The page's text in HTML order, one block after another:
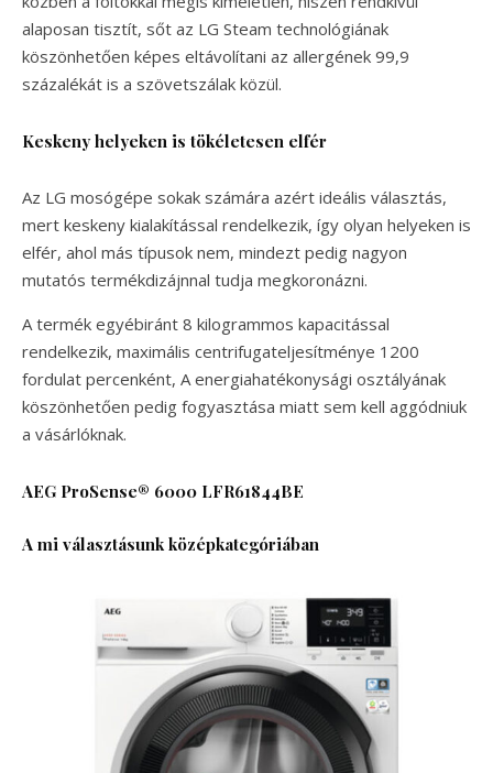
alaposan tisztít, sőt az LG Steam technológiának
köszönhetően képes eltávolítani az allergének 99,9
százalékát is a szövetszálak közül.
Keskeny helyeken is tökéletesen elfér
Az LG mosógépe sokak számára azért ideális választás,
mert keskeny kialakítással rendelkezik, így olyan helyeken is
elfér, ahol más típusok nem, mindezt pedig nagyon
mutatós termékdizájnnal tudja megkoronázni.
A termék egyébiránt 8 kilogrammos kapacitással
rendelkezik, maximális centrifugateljesítménye 1200
fordulat percenként, A energiahatékonysági osztályának
köszönhetően pedig fogyasztása miatt sem kell aggódniuk
a vásárlóknak.
AEG ProSense® 6000 LFR61844BE
A mi választásunk középkategóriában